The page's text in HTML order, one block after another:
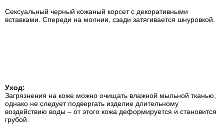
Сексуальный черный кожаный корсет с декоративными
вставками. Спереди на молнии, сзади затягивается шнуровкой.
Уход:
Загрязнения на коже можно очищать влажной мыльной тканью,
однако не следует подвергать изделие длительному
воздействию воды – от этого кожа деформируется и становится
грубой.